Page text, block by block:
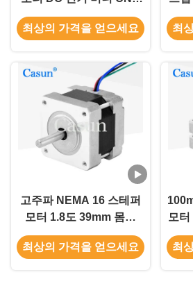
라우터 스테퍼 모터 4 단
계
최상의 가격을 얻으세요
이
최
고주파 NEMA 16 스테퍼
모터 1.8도 39mm 몸체
3D 프린터
최상의 가격을 얻으세요
모
최